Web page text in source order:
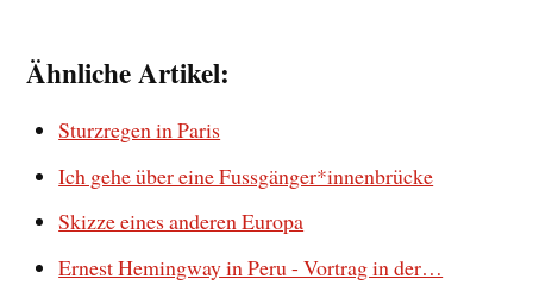
Ähnliche Artikel:
Sturzregen in Paris
Ich gehe über eine Fussgänger*innenbrücke
Skizze eines anderen Europa
Ernest Hemingway in Peru - Vortrag in der…